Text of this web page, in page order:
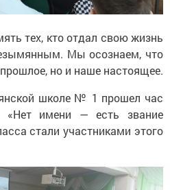
тех, кто отдал свою жизнь
Мы осознаем, что
но и наше настоящее.
школе № 1 прошел час
«Нет имени — есть звание
стали участниками этого